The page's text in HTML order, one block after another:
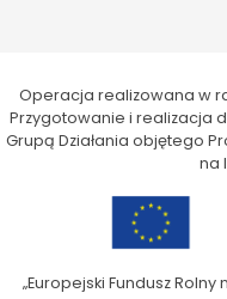
Operacja realizowana w
Przygotowanie i realizacja
Grupą Działania objętego
na
„Europejski Fundusz